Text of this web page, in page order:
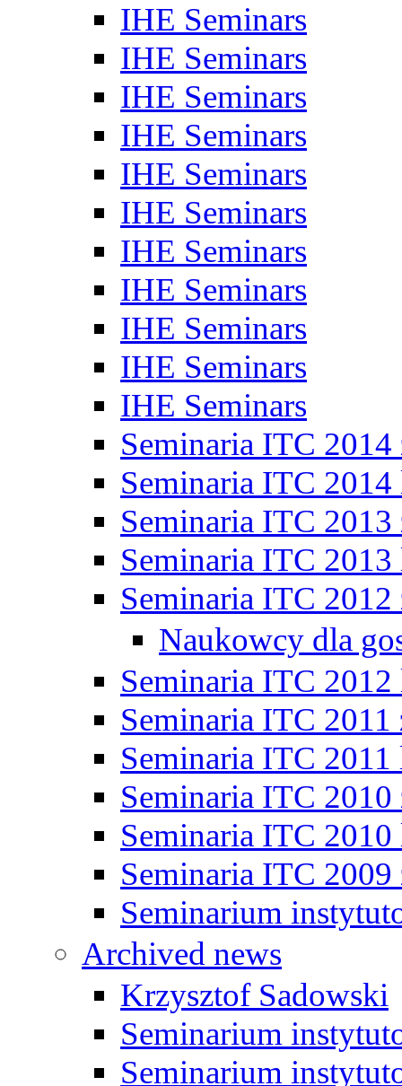
IHE Seminars
IHE Seminars
IHE Seminars
IHE Seminars
IHE Seminars
IHE Seminars
IHE Seminars
IHE Seminars
IHE Seminars
IHE Seminars
IHE Seminars
Seminaria ITC 2014
Seminaria ITC 2014
Seminaria ITC 2013
Seminaria ITC 2013
Seminaria ITC 2012
Naukowcy dla
Seminaria ITC 2012
Seminaria ITC 2011
Seminaria ITC 2011
Seminaria ITC 2010
Seminaria ITC 2010
Seminaria ITC 2009
Seminarium
Archived news
Krzysztof Sadowski
Seminarium
Seminarium